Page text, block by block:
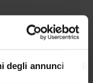
degli annunci